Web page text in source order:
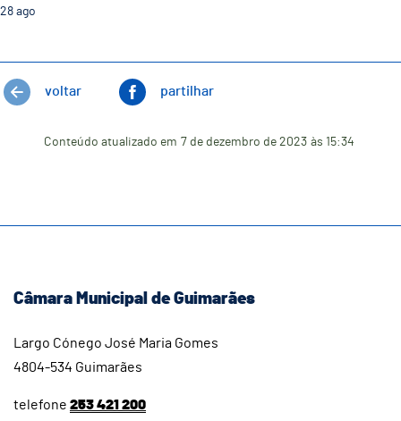
28 ago
voltar partilhar
Conteúdo atualizado em 7 de dezembro de 2023 às 15:34
Câmara Municipal de Guimarães
Largo Cónego José Maria Gomes
4804-534 Guimarães
telefone 253 421 200